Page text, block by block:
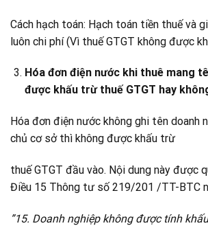
Cách hạch toán: Hạch toán tiền thuế và
luôn chi phí (Vì thuế GTGT không được
Hóa đơn điện nước khi thuê mang
được khấu trừ thuế GTGT hay
Hóa đơn điện nước không ghi tên doanh
chủ cơ sở thì không được khấu trừ
thuế GTGT đầu vào. Nội dung này được
Điều 15 Thông tư số 219/201 /TT-BTC
”15. Doanh nghiệp không được tính